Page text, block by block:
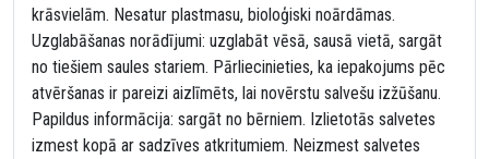
krāsvielām. Nesatur plastmasu, bioloģiski noārdāmas.
Uzglabāšanas norādījumi: uzglabāt vēsā, sausā vietā, sargāt
no tiešiem saules stariem. Pārliecinieties, ka iepakojums pēc
atvēršanas ir pareizi aizlīmēts, lai novērstu salvešu izžūšanu.
Papildus informācija: sargāt no bērniem. Izlietotās salvetes
izmest kopā ar sadzīves atkritumiem. Neizmest salvetes